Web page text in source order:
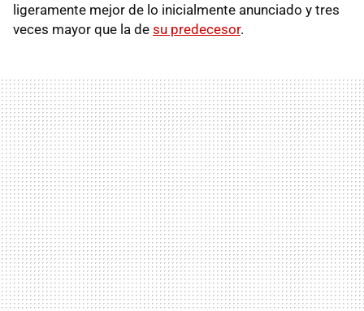
ligeramente mejor de lo inicialmente anunciado y tres
veces mayor que la de su predecesor.